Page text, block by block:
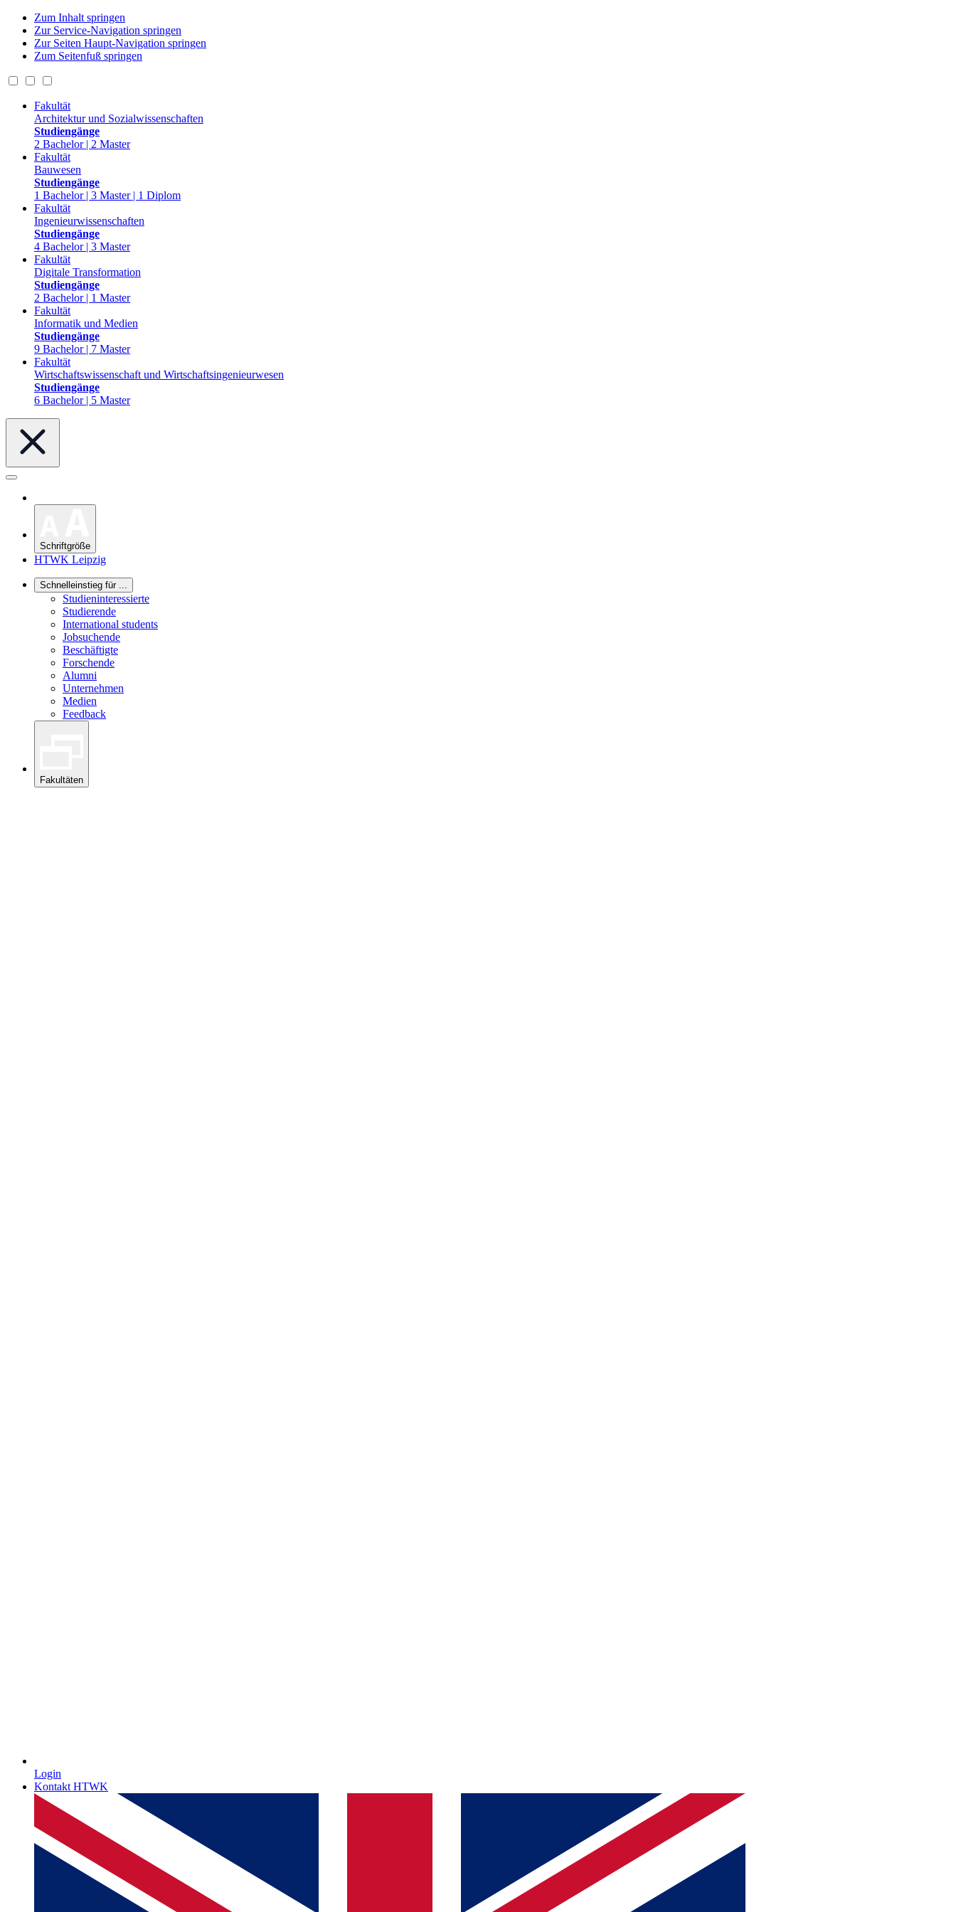
Zum Inhalt springen
Zur Service-Navigation springen
Zur Seiten Haupt-Navigation springen
Zum Seitenfuß springen
Fakultät
Architektur und Sozialwissenschaften
Studiengänge
2 Bachelor | 2 Master
Fakultät
Bauwesen
Studiengänge
1 Bachelor | 3 Master | 1 Diplom
Fakultät
Ingenieurwissenschaften
Studiengänge
4 Bachelor | 3 Master
Fakultät
Digitale Transformation
Studiengänge
2 Bachelor | 1 Master
Fakultät
Informatik und Medien
Studiengänge
9 Bachelor | 7 Master
Fakultät
Wirtschaftswissenschaft und Wirtschaftsingenieurwesen
Studiengänge
6 Bachelor | 5 Master
Schriftgröße
HTWK Leipzig
Schnelleinstieg für ...
Studieninteressierte
Studierende
International students
Jobsuchende
Beschäftigte
Forschende
Alumni
Unternehmen
Medien
Feedback
Fakultäten
Login
Kontakt HTWK